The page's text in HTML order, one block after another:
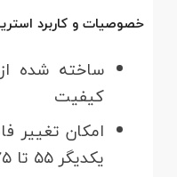
خصوصیات و کاربرد
ساخته شده
کیفیت
امکان تغییر
یکدیگر ۵۵ تا ۷۵ میلی‌متر